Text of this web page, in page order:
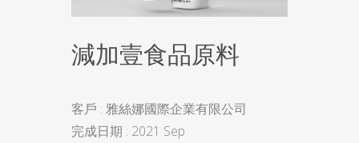
減加壹食品原料
客戶 : 雅絲娜國際企業有限公司
完成日期 : 2021 Sep